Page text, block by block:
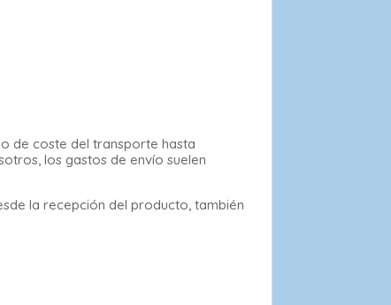
de coste del transporte hasta
los gastos de envío suelen
la recepción del producto, también